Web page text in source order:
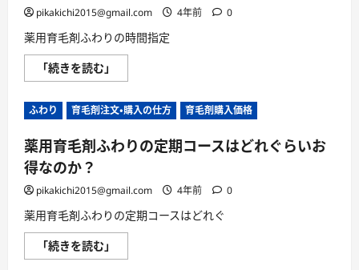
て
ら
に
読
市
で
購
入
き
の
か？
に
つ
い
て
に
む
pikakichi2015@gmail.com 4年前 0
薬用育毛剤ふわりの時間指定
「続きを読む」
用
毛
剤
ふ
り
の
コ
ス
は
時
指
ふわり 育毛剤注文・購入の仕方 育毛剤購入価格
薬用育毛剤ふわりの定期コースはどれぐらいお
得なのか？
pikakichi2015@gmail.com 4年前 0
薬用育毛剤ふわりの定期コースはどれぐ
「続きを読む」
用